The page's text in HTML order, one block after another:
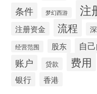
条件 梦幻西游 注
注册资金 流程
经营范围 股东 自
账户 贷款 费用
银行 香港